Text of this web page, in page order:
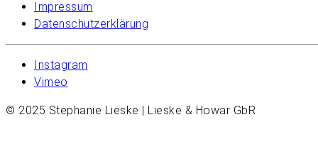
Impressum
Datenschutzerklärung
Instagram
Vimeo
© 2025 Stephanie Lieske | Lieske & Howar GbR